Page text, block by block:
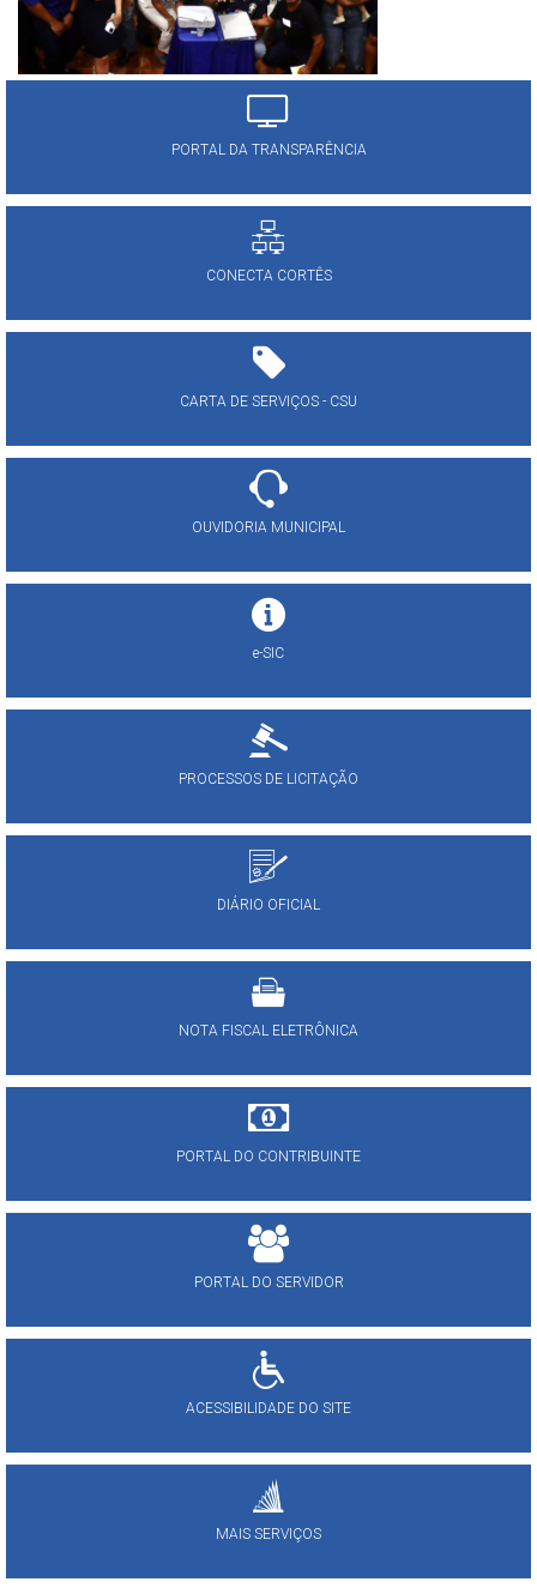
PORTAL DA TRANSPARÊNCIA
CONECTA CORTÊS
CARTA DE SERVIÇOS - CSU
OUVIDORIA MUNICIPAL
e-SIC
PROCESSOS DE LICITAÇÃO
DIÁRIO OFICIAL
NOTA FISCAL ELETRÔNICA
PORTAL DO CONTRIBUINTE
PORTAL DO SERVIDOR
ACESSIBILIDADE DO SITE
MAIS SERVIÇOS